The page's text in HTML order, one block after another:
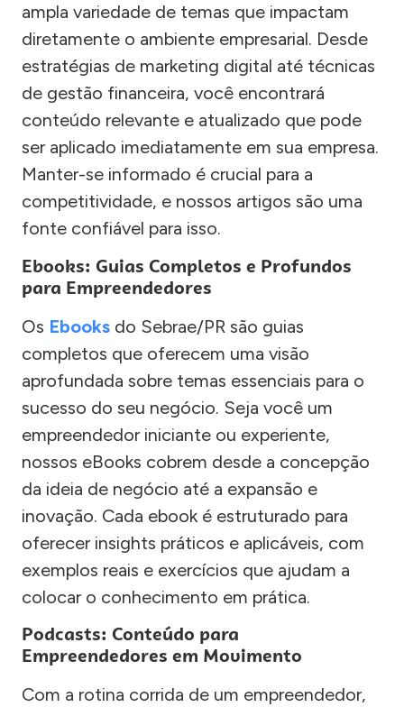
ampla variedade de temas que impactam
diretamente o ambiente empresarial. Desde
estratégias de marketing digital até técnicas
de gestão financeira, você encontrará
conteúdo relevante e atualizado que pode
ser aplicado imediatamente em sua empresa.
Manter-se informado é crucial para a
competitividade, e nossos artigos são uma
fonte confiável para isso.
Ebooks: Guias Completos e Profundos
para Empreendedores
Os Ebooks do Sebrae/PR são guias
completos que oferecem uma visão
aprofundada sobre temas essenciais para o
sucesso do seu negócio. Seja você um
empreendedor iniciante ou experiente,
nossos eBooks cobrem desde a concepção
da ideia de negócio até a expansão e
inovação. Cada ebook é estruturado para
oferecer insights práticos e aplicáveis, com
exemplos reais e exercícios que ajudam a
colocar o conhecimento em prática.
Podcasts: Conteúdo para
Empreendedores em Movimento
Com a rotina corrida de um empreendedor,